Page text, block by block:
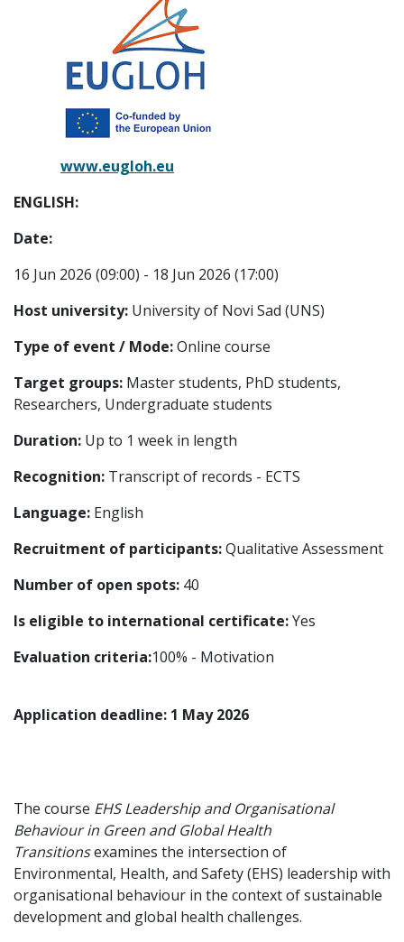
www.eugloh.eu
ENGLISH:
Date:
16 Jun 2026 (09:00) - 18 Jun 2026 (17:00)
Host university: University of Novi Sad (UNS)
Type of event / Mode:Online course
Target groups: Master students, PhD students,
Researchers, Undergraduate students
Duration: Up to 1 week in length
Recognition: Transcript of records - ECTS
Language: English
Recruitment of participants:Qualitative Assessment
Number of open spots: 40
Is eligible to international certificate:Yes
Evaluation criteria:100% - Motivation
Application deadline: 1 May 2026
The course EHS Leadership and Organisational
Behaviour in Green and Global Health
Transitionsexamines the intersection of
Environmental, Health, and Safety (EHS) leadership with
organisational behaviour in the context of sustainable
development and global health challenges.